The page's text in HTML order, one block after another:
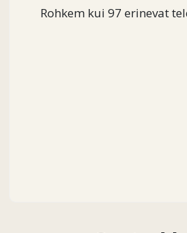
Rohkem kui 97 erinevat